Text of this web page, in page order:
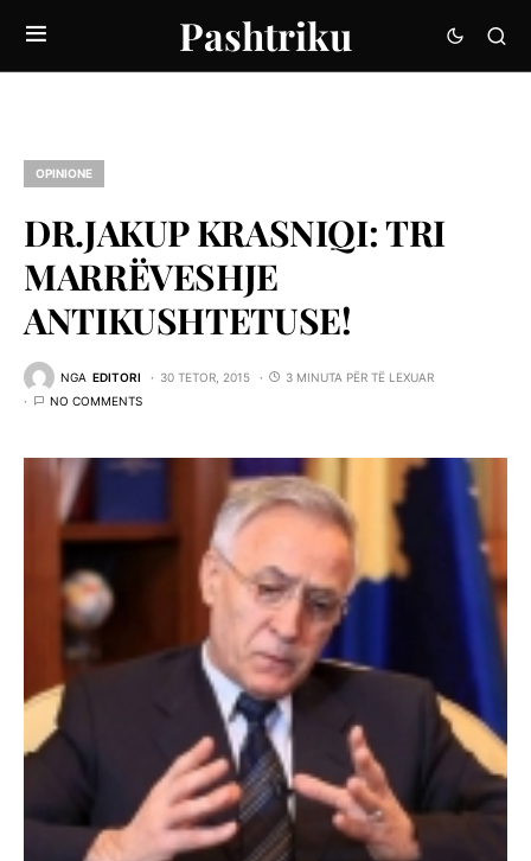
Pashtriku
OPINIONE
DR.JAKUP KRASNIQI: TRI
MARRËVESHJE
ANTIKUSHTETUSE!
NGA EDITORI 30 TETOR, 2015
3 MINUTA PËR TË LEXUAR
NO COMMENTS